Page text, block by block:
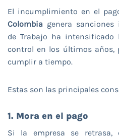
El incumplimiento en el
Colombia genera
de Trabajo ha
control en los últimos años,
cumplir a tiempo.
Estas son las principales
1. Mora en el pago
Si la empresa se retrasa,